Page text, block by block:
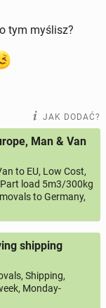
tym myślisz?
JAK DODAĆ?
Man & Van
to EU, Low Cost,
load 5m3/300kg
to Germany,
shipping
Shipping,
Monday-